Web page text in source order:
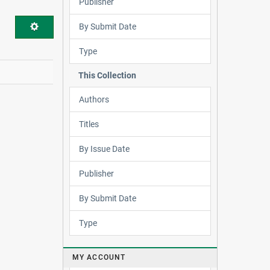
By Submit Date
Type
This Collection
Authors
Titles
By Issue Date
Publisher
By Submit Date
Type
MY ACCOUNT